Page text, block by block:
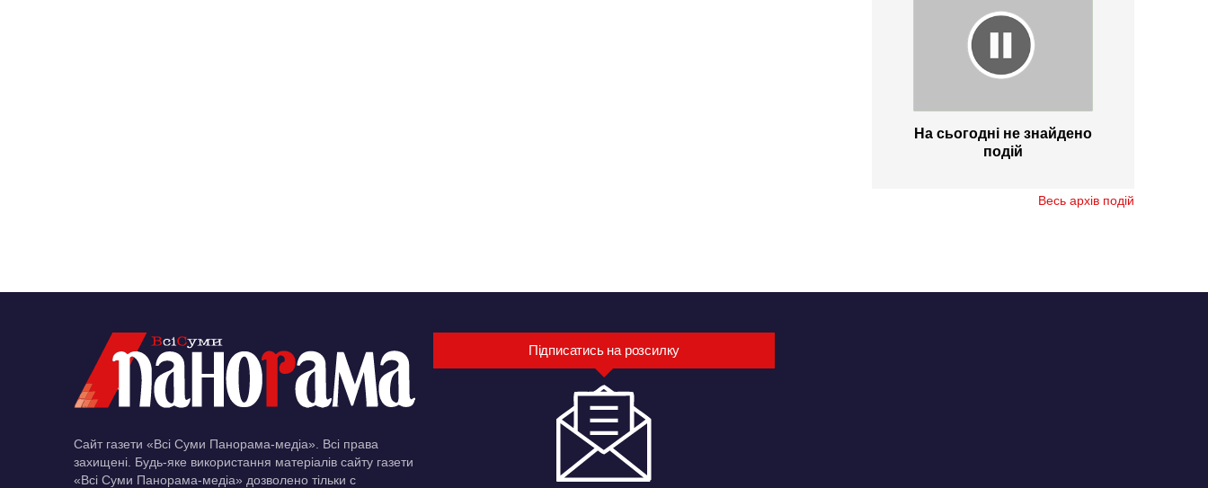
На сьогодні не знайдено
подій
Весь архів подій
Сайт газети «Всі Суми Панорама-медіа». Всі права
захищені. Будь-яке використання матеріалів сайту газети
«Всі Суми Панорама-медіа» дозволено тільки c
Підписатись на розсилку